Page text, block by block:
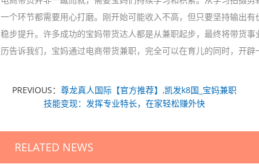
一个环节都需要用心打磨。刚开始可能收入不高，但只要坚持输出
稳步提升。许多成功的宝妈带货达人都是从兼职起步，最终将带货
历告诉我们，宝妈通过电商带货兼职，完全可以在育儿的同时，开辟
PREVIOUS：尊龙真人国际【官方推荐】,凯发k8国_宝妈兼职
技能变现：发挥专业特长，在家轻松赚外快
RELATED NEWS